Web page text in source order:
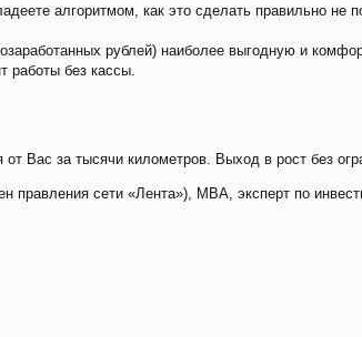
алгоритмом, как это сделать правильно
рублей) наиболее выгодную и
работы без кассы.
Вас за тысячи километров. Выход в рост без
правления сети «Лента»), MBA, эксперт по